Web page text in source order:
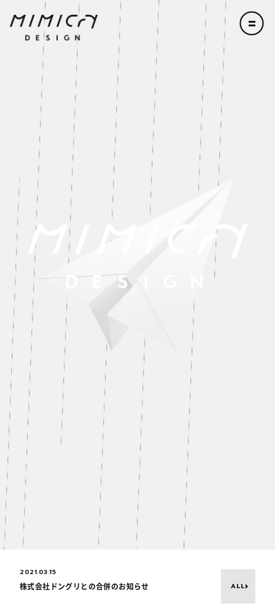
TOP
WORKSHOP
ABOUT
SERVICE
商品開発 組織開発 地域活性化
PROJECT
NEWS
BLOG
CONTACT
PRODUCT
COMPANY
MEMBER
CULTIBASE Lab
2021.03.15
株式会社ドングリとの合併のお知らせ ALL